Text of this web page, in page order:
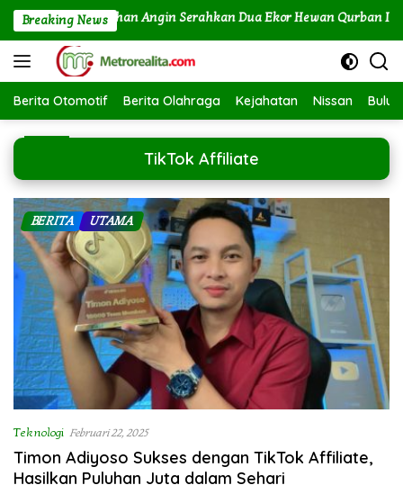
Langsung
Breaking News
dan PLTU Labuhan Angin Serahkan Dua Ekor Hewan Qurban Idul
Berita Otomotif Berita Olahraga Kejahatan Nissan
TikTok Affiliate
Teknologi Februari 22, 2025
Timon Adiyoso Sukses dengan TikTok Affiliate,
Hasilkan Puluhan Juta dalam Sehari